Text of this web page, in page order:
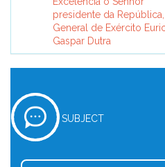
presidente da República,
General de Exército
Gaspar Dutra
SUBJECT